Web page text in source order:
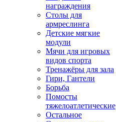
награждения
Столы для
армреслинга
Детские мягкие
модули
Мячи для игровых
видов спорта
Тренажёры для зала
Гири, Гантели
Борьба
Помосты
тяжелоатлетические
Остальное